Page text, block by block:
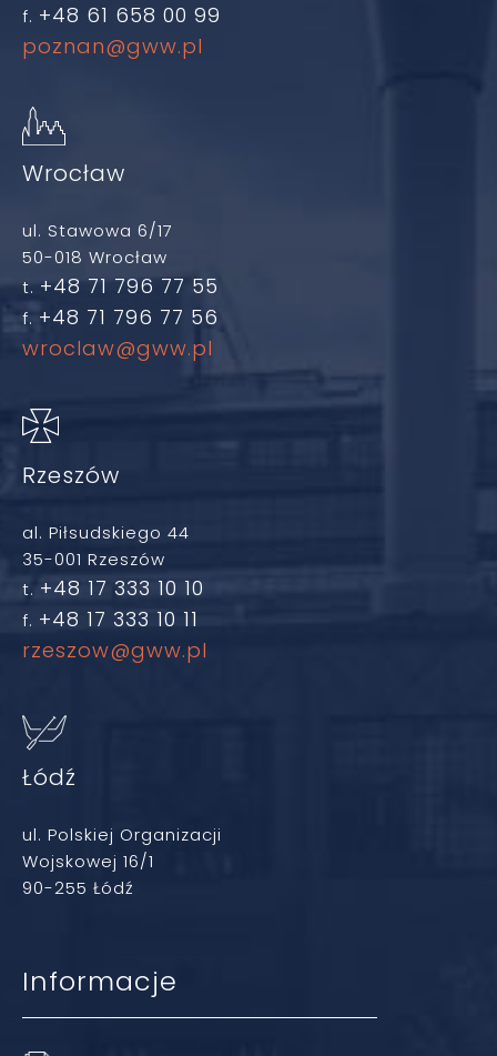
f. +48 61 658 00 99
poznan@gww.pl
Wrocław
ul. Stawowa 6/17
50-018 Wrocław
t. +48 71 796 77 55
f. +48 71 796 77 56
wroclaw@gww.pl
Rzeszów
al. Piłsudskiego 44
35-001 Rzeszów
t. +48 17 333 10 10
f. +48 17 333 10 11
rzeszow@gww.pl
Łódź
ul. Polskiej Organizacji
Wojskowej 16/1
90-255 Łódź
Informacje